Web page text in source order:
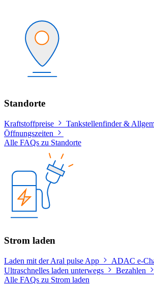
Standorte
Kraftstoffpreise
Tankstellenfinder &
Öffnungszeiten
Alle FAQs zu Standorte
Strom laden
Laden mit der Aral pulse App
ADAC e-
Ultraschnelles laden unterwegs
Bezahlen
Alle FAQs zu Strom laden